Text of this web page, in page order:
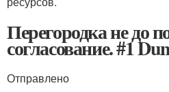
Перегородка не до
согласование. #1
Отправлено